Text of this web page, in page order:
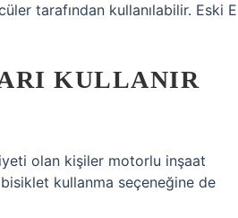
tarafından kullanılabilir. Eski E
KULLANIR
olan kişiler motorlu inşaat
kullanma seçeneğine de